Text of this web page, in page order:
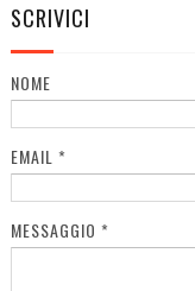
SCRIVICI
NOME
EMAIL *
MESSAGGIO *